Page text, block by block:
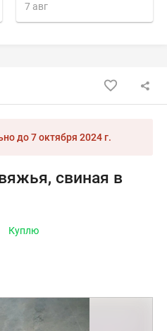
7 авг
до7 октября 2024 г.
свиная в
Куплю